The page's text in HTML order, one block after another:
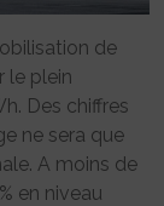
de
le plein
Des chiffres
ne sera que
A moins de
en niveau